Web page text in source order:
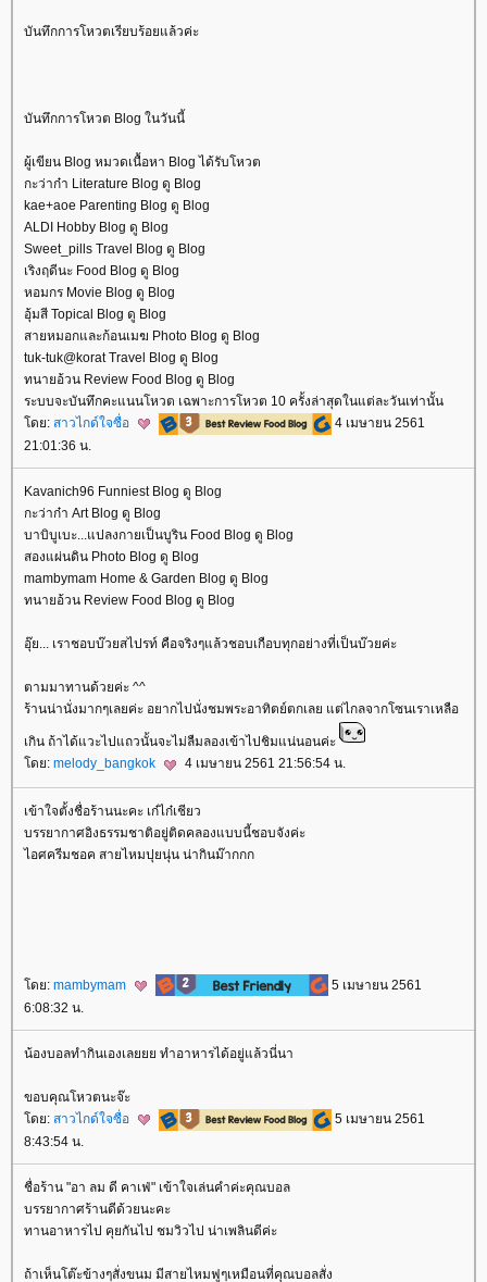
บันทึกการโหวตเรียบร้อยแล้วค่ะ
บันทึกการโหวต Blog ในวันนี้
ผู้เขียน Blog หมวดเนื้อหา Blog ได้รับโหวต
กะว่าก๋า Literature Blog ดู Blog
kae+aoe Parenting Blog ดู Blog
ALDI Hobby Blog ดู Blog
Sweet_pills Travel Blog ดู Blog
เริงฤดีนะ Food Blog ดู Blog
หอมกร Movie Blog ดู Blog
อุ้มสี Topical Blog ดู Blog
สายหมอกและก้อนเมฆ Photo Blog ดู Blog
tuk-tuk@korat Travel Blog ดู Blog
ทนายอ้วน Review Food Blog ดู Blog
ระบบจะบันทึกคะแนนโหวต เฉพาะการโหวต 10 ครั้งล่าสุดในแต่ละวันเท่านั้น
ดย: สาวไกด์ใจซื่อ
4 เมษายน 2561
21:01:36 น.
Kavanich96 Funniest Blog ดู Blog
กะว่าก๋า Art Blog ดู Blog
บาบิบูเบะ...แปลงกายเป็นบูริน Food Blog ดู Blog
สองแผ่นดิน Photo Blog ดู Blog
mambymam Home & Garden Blog ดู Blog
ทนายอ้วน Review Food Blog ดู Blog
อุ๊ย... เราชอบบ๊วยสไปรท์ คือจริงๆแล้วชอบเกือบทุกอย่างที่เป็นบ๊วยค่ะ
ตามมาทานด้วยค่ะ ^^
ร้านน่านั่งมากๆเลยค่ะ อยากไปนั่งชมพระอาทิตย์ตกเลย แต่ไกลจากโซนเราเหลือ
เกิน ถ้าได้แวะไปแถวนั้นจะไม่ลืมลองเข้าไปชิมแน่นอนค่ะ
ดย: melody_bangkok 4 เมษายน 2561 21:56:54 น.
เข้าใจตั้งชื่อร้านนะคะ เก๋ไก๋เชียว
บรรยากาศอิงธรรมชาติอยู่ติดคลองแบบนี้ชอบจังค่ะ
ไอศครีมชอค สายไหมปุยนุ่น น่ากินม๊ากกก
ดย: mambymam
5 เมษายน 2561
6:08:32 น.
น้องบอลทำกินเองเลยยย ทำอาหารได้อยู่แล้วนี่นา
ขอบคุณโหวตนะจ๊ะ
ดย: สาวไกด์ใจซื่อ
5 เมษายน 2561
8:43:54 น.
ชื่อร้าน "อา ลม ดี คาเฟ่" เข้าใจเล่นคำค่ะคุณบอล
บรรยากาศร้านดีด้วยนะคะ
ทานอาหารไป คุยกันไป ชมวิวไป น่าเพลินดีค่ะ
ถ้าเห็นโต๊ะข้างๆสั่งขนม มีสายไหมฟูๆเหมือนที่คุณบอลสั่ง